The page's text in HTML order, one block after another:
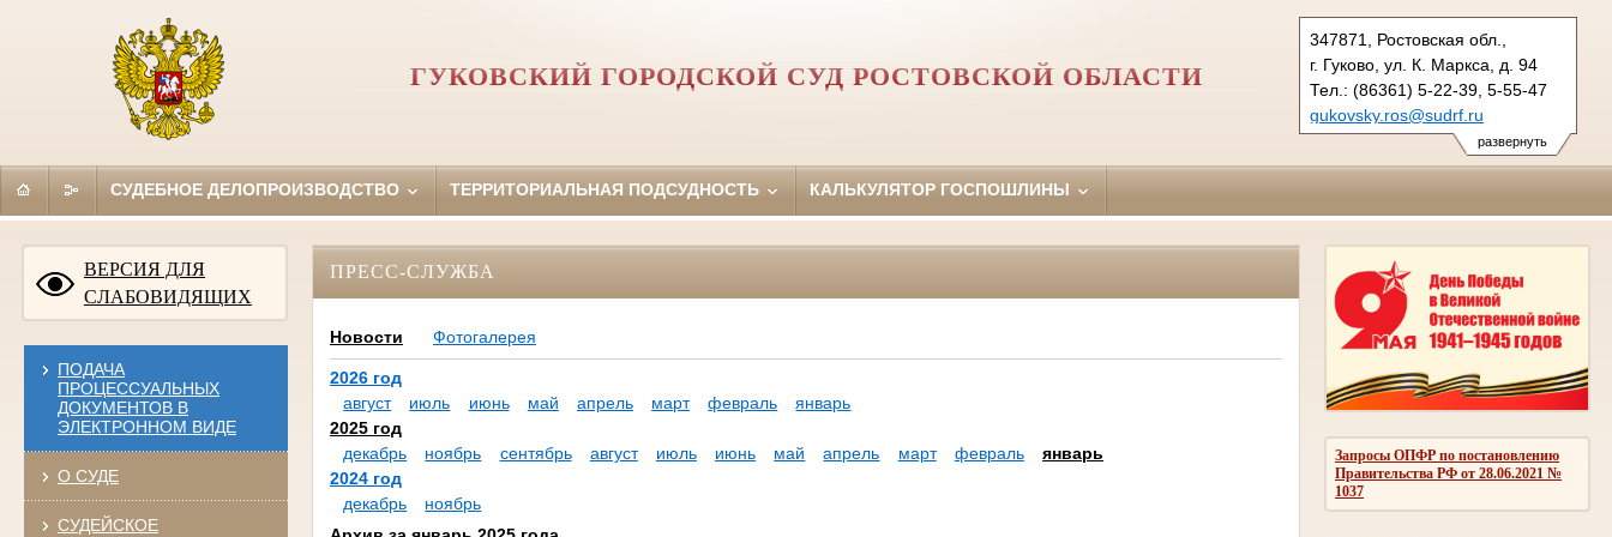
развернуть
347871, Ростовская обл.,
г. Гуково, ул. К. Маркса, д. 94
Тел.: (86361) 5-22-39, 5-55-47
gukovsky.ros@sudrf.ru
схема проезда
показать на карте
ГУКОВСКИЙ ГОРОДСКОЙ СУД РОСТОВСКОЙ ОБЛАСТИ
СУДЕБНОЕ ДЕЛОПРОИЗВОДСТВО ТЕРРИТОРИАЛЬНАЯ ПОДСУДНОСТЬ КАЛЬКУЛЯТОР ГОСПОШЛИНЫ
ВЕРСИЯ ДЛЯ
СЛАБОВИДЯЩИХ
ПОДАЧА
ПРОЦЕССУАЛЬНЫХ
ДОКУМЕНТОВ В
ЭЛЕКТРОННОМ ВИДЕ
О СУДЕ
СУДЕЙСКОЕ
Запросы ОПФР по постановлению
Правительства РФ от 28.06.2021 №
1037
ПРЕСС-СЛУЖБА
Новости Фотогалерея
2026 год
август
июль июнь май апрель март февраль
январь
2025 год
декабрь
ноябрь сентябрь август июль июнь май апрель март февраль
январь
2024 год
декабрь
ноябрь